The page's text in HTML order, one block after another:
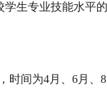
生专业技能水平的
时间为4月、6月、